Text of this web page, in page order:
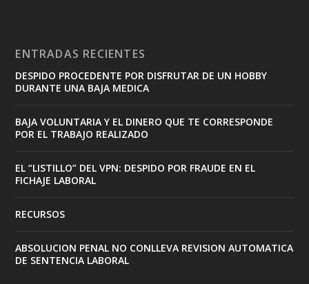
ENTRADAS RECIENTES
DESPIDO PROCEDENTE POR DISFRUTAR DE UN HOBBY
DURANTE UNA BAJA MEDICA
BAJA VOLUNTARIA Y EL DINERO QUE TE CORRESPONDE
POR EL TRABAJO REALIZADO
EL “LISTILLO” DEL VPN: DESPIDO POR FRAUDE EN EL
FICHAJE LABORAL
RECURSOS
ABSOLUCION PENAL NO CONLLEVA REVISION AUTOMATICA
DE SENTENCIA LABORAL